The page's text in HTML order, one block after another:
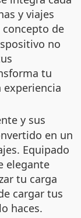
y viajes
de
no
tu
y sus
en un
Equipado
elegante
tu carga
cargar tus
haces.